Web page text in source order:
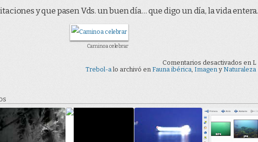
y que pasen Vds. un buen día… que digo un día, la vida entera.
Camino a celebrar
Comentarios desactivados en L
Trebol-alo archivó en Fauna ibérica, Imagen y Naturaleza